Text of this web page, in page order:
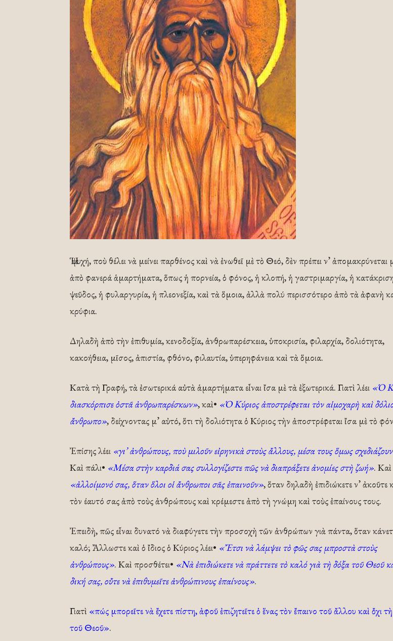
Ἡ ψυχή, ποὺ θέλει νὰ μείνει παρθένος καὶ νὰ ἐνωθεῖ μὲ τὸ Θεό, δὲν πρέπει ν’ ἀπομακρύνεται
ἀπὸ φανερά ἁμαρτήματα, ὅπως ἡ πορνεία, ὁ φόνος, ἡ κλοπή, ἡ γαστριμαργία, ἡ
ψεῦδος, ἡ φυλαργυρία, ἡ πλεονεξία, καὶ τὰ ὅμοια, ἀλλὰ πολύ περισσότερο ἀπὸ τὰ ἀφανὴ
κρύφια.
Δηλαδὴ ἀπὸ τὴν ἐπιθυμία, κενοδοξία, ἀνθρωπαρέσκεια, ὑποκρισία, φιλαρχία, δολιότητα,
κακοήθεια, μῖσος, ἀπιστία, φθόνο, φιλαυτία, ὑπερηφάνεια καὶ τὰ ὅμοια.
Κατὰ τὴ Γραφή, τὰ ἐσωτερικά αὐτὰ ἁμαρτήματα εἶναι ἴσα μὲ τὰ ἐξωτερικά. Γιατὶ λέει «Ὁ
διασκόρπισε ὀστᾶ ἀνθρωπαρέσκων», καὶ• «Ὁ Κύριος ἀποστρέφεται τὸν αἱμοχαρὴ καὶ
ἄνθρωπο», δείχνοντας μ’ αὐτό, ὅτι τὴ δολιότητα ὁ Κύριος τὴν ἀποστρέφεται ἴσα μὲ τὸ
Ἐπίσης λέει «γι’ ἀνθρώπους, ποὺ μιλοῦν εἰρηνικὰ στοὺς ἄλλους, μέσα τους ὅμως
Καὶ πάλι• «Μέσα στὴν καρδιά σας συλλογίζεστε πῶς νὰ διαπράξετε ἀνομίες στὴ ζωή». Καὶ
«ἀλλοίμονό σας, ὅταν ὅλοι οἱ ἄνθρωποι σᾶς ἐπαινοῦν», ὅταν δηλαδὴ ἐπιδιώκετε ν’ ἀκοῦτε
τὸν έαυτό σας ἀπὸ τοὺς ἀνθρώπους καὶ κρέμεστε ἀπὸ τὴ γνώμη καὶ τοὺς ἐπαίνους τους.
Ἐπειδὴ, πῶς εἶναι δυνατό νὰ διαφύγετε τὴν προσοχὴ τῶν ἀνθρώπων γιὰ πάντα, ὅταν
καλό; Ἄλλωστε καὶ ὁ ἴδιος ὁ Κύριος λέει• «Ἔτσι νὰ λάμψει τὸ φῶς σας μπροστὰ στοὺς
ἀνθρώπους». Καὶ προσθέτει• «Νὰ ἐπιδιώκετε νὰ πράττετε τὸ καλό γιὰ τὴ δόξα τοῦ Θεοῦ
δική σας, οὔτε νὰ ἐπιθυμεῖτε ἀνθρώπινους ἐπαίνους».
Γιατὶ «πώς μπορεῖτε νὰ ἔχετε πίστη, ἀφοῦ ἐπιζητεῖτε ὁ ἕνας τὸν ἔπαινο τοῦ ἄλλου καὶ ὄχι
τοῦ Θεοῦ».